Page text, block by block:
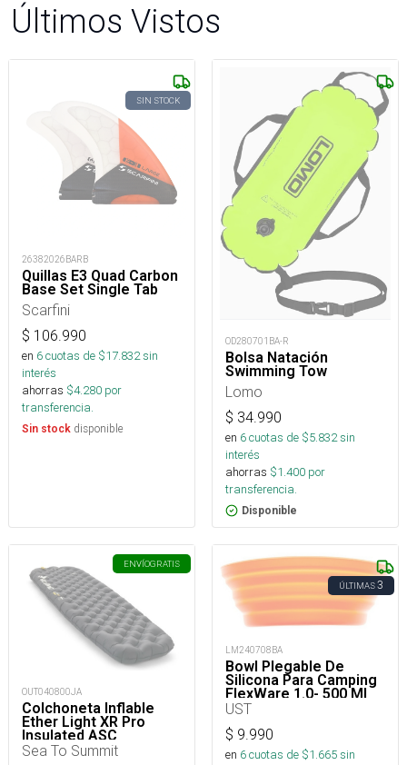
Últimos Vistos
SIN STOCK
26382026BARB
Quillas E3 Quad Carbon
Base Set Single Tab
Scarfini
$ 106.990
en 6cuotas de $17.832sin
interés
ahorras $4.280 por
transferencia.
Sin stock disponible
OD280701BA-R
Bolsa Natación
Swimming Tow
Lomo
$ 34.990
en 6cuotas de $5.832sin
interés
ahorras $1.400 por
transferencia.
Disponible
ENVÍOGRATIS
OUT040800JA
Colchoneta Inflable
Ether Light XR Pro
Insulated ASC
Rect.Reg.Wide
Sea To Summit
ÚLTIMAS3
LM240708BA
Bowl Plegable De
Silicona Para Camping
FlexWare 1.0- 500 Ml
UST
$ 9.990
en 6cuotas de $1.665sin